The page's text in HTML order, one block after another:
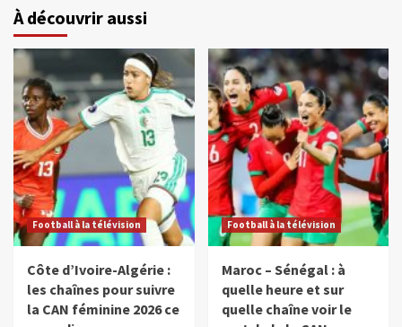
À découvrir aussi
Football à la télévision
Côte d’Ivoire-Algérie :
les chaînes pour suivre
la CAN féminine 2026 ce
Football à la télévision
Maroc – Sénégal : à
quelle heure et sur
quelle chaîne voir le